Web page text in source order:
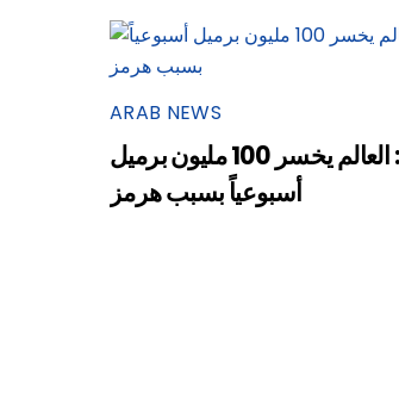
ARAB NEWS
رئيس “أرامكو”: العالم يخسر 100 مليون برميل
أسبوعياً بسبب هرمز